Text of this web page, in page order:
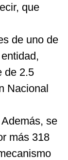
que
de uno de
de 2.5
Nacional
se
más 318